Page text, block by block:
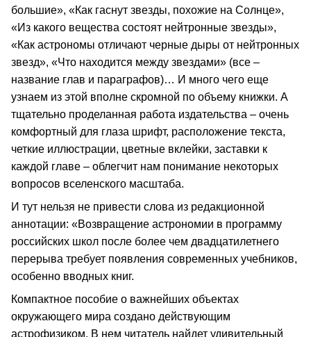
большие», «Как гаснут звезды, похожие на Солнце»,
«Из какого вещества состоят нейтронные звезды»,
«Как астрономы отличают черные дыры от нейтронных
звезд», «Что находится между звездами» (все –
название глав и параграфов)… И много чего еще
узнаем из этой вполне скромной по объему книжки. А
тщательно проделанная работа издательства – очень
комфортный для глаза шрифт, расположение текста,
четкие иллюстрации, цветные вклейки, заставки к
каждой главе – облегчит нам понимание некоторых
вопросов вселенского масштаба.
И тут нельзя не привести слова из редакционной
аннотации: «Возвращение астрономии в программу
российских школ после более чем двадцатилетнего
перерыва требует появления современных учебников,
особенно вводных книг.
Компактное пособие о важнейших объектах
окружающего мира создано действующим
астрофизиком. В нем читатель найдет удивительный